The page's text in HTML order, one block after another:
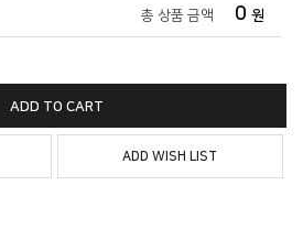
총 상품 금액 0 원
ADD TO CART
ADD WISH LIST